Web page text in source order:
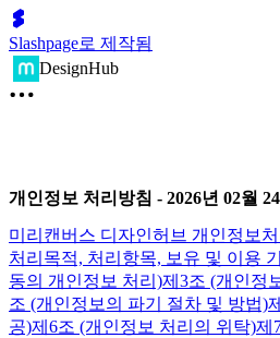
Slashpage로 제작됨
DesignHub
개인정보 처리방침 - 2026년 02월
미리캔버스 디자인허브 개인정보
처리목적, 처리항목, 보유 및 이용
동의 개인정보 처리)제3조 (개인정
조 (개인정보의 파기 절차 및 방법)
공)제6조 (개인정보 처리의 위탁)제